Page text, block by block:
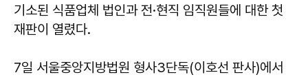
기소된 식품업체 법인과 전·현직 임직원들에 대한 첫
재판이 열렸다.
7일 서울중앙지방법원 형사3단독(이호선 판사)에서